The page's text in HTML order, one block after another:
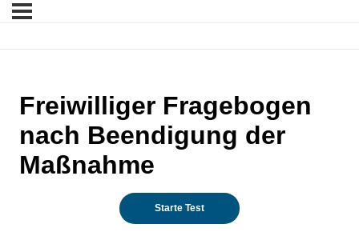
Freiwilliger Fragebogen
nach Beendigung der
Maßnahme